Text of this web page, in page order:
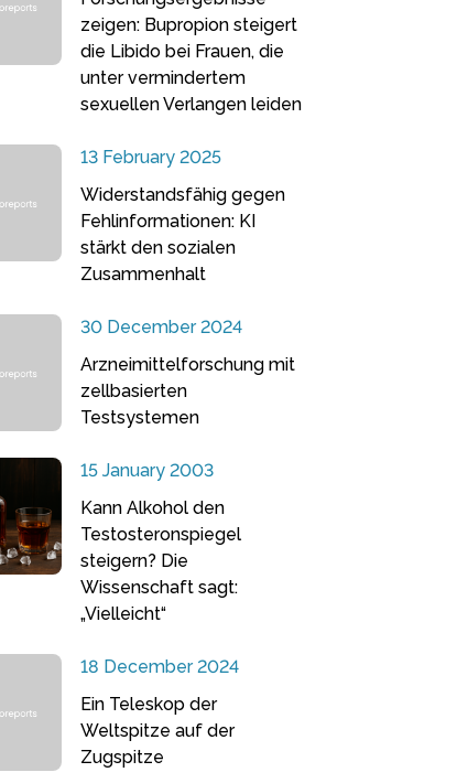
zeigen: Bupropion steigert
die Libido bei Frauen, die
unter vermindertem
sexuellen Verlangen leiden
13 February 2025
Widerstandsfähig gegen
Fehlinformationen: KI
stärkt den sozialen
Zusammenhalt
30 December 2024
Arzneimittelforschung mit
zellbasierten
Testsystemen
15 January 2003
Kann Alkohol den
Testosteronspiegel
steigern? Die
Wissenschaft sagt:
„Vielleicht“
18 December 2024
Ein Teleskop der
Weltspitze auf der
Zugspitze